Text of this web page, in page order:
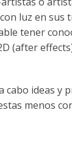
luz en sus
tener
(after
ideas y
menos